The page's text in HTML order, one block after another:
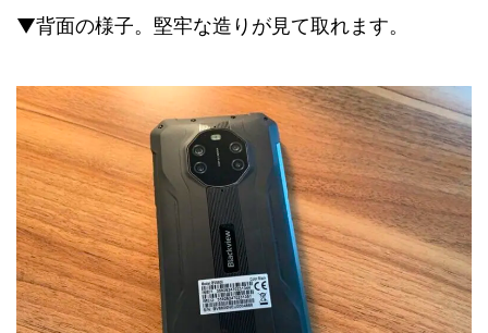
▼背面の様子。堅牢な造りが見て取れます。